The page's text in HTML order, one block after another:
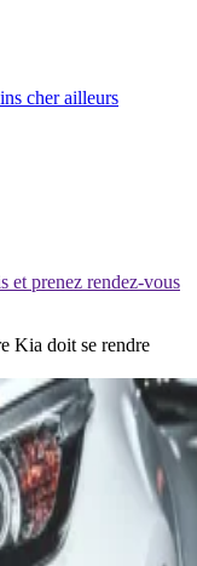
cher ailleurs
et prenez rendez-vous
Kia doit se rendre